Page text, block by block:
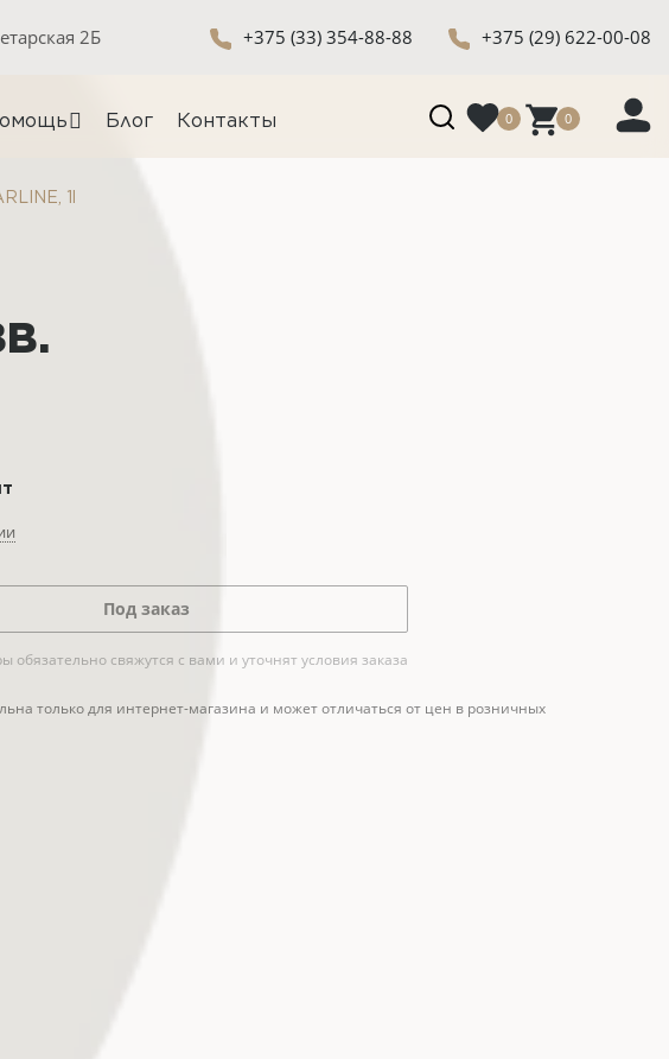
2Б +375 (33) 354-88-88 +375 (29) 622-00-08
Блог Контакты 0 0
1l
Под заказ
свяжутся с вами и уточнят условия заказа
только для интернет-магазина и может отличаться от цен в розничных